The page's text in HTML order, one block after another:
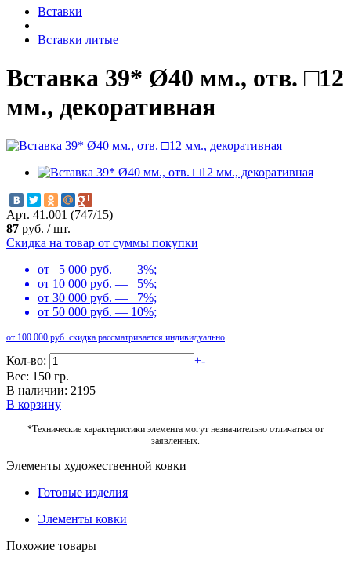
Вставки
Вставки литые
Вставка 39* Ø40 мм., отв. □12
мм., декоративная
Арт. 41.001 (747/15)
87 руб. /шт.
Скидка на товар от суммы покупки
от 5 000 руб. — 3%;
от 10 000 руб. — 5%;
от 30 000 руб. — 7%;
от 50 000 руб. — 10%;
от 100 000 руб. скидка рассматривается индивидуально
Кол-во: +-
Вес: 150 гр.
В наличии: 2195
В корзину
*Технические характеристики элемента могут незначительно отличаться от
заявленных.
Элементы художественной ковки
Готовые изделия
Элементы ковки
Похожие товары